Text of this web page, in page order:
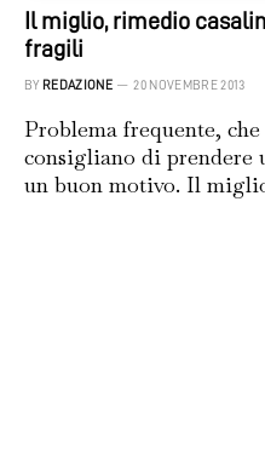
Il miglio, rimedio
fragili
BY REDAZIONE 20 NOVEMBRE 2013
Problema frequente,
consigliano di prendere
un buon motivo. Il